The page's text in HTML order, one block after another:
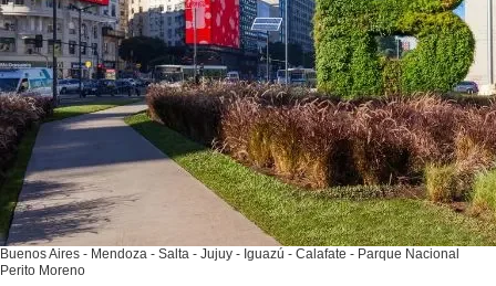
Buenos Aires - Mendoza - Salta - Jujuy - Iguazú - Calafate - Parque Nacional
Perito Moreno